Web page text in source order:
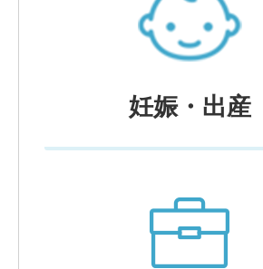
妊娠・出産